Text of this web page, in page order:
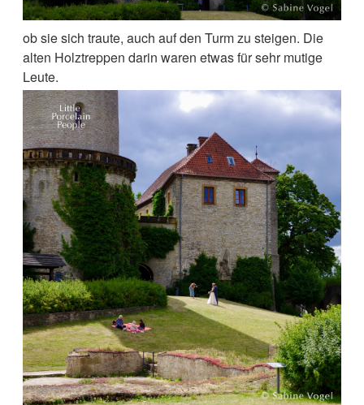
ob sie sich traute, auch auf den Turm zu steigen. Die
alten Holztreppen darin waren etwas für sehr mutige
Leute.